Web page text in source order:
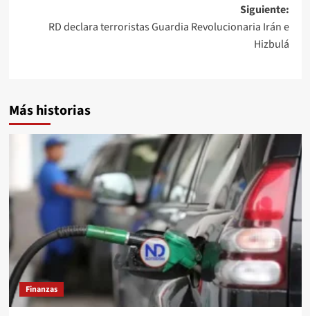
Siguiente:
RD declara terroristas Guardia Revolucionaria Irán e
Hizbulá
Más historias
Finanzas